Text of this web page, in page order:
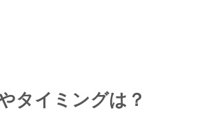
タイミングは？